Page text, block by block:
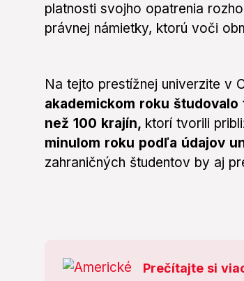
platnosti svojho opatrenia
právnej námietky, ktorú voči
Na tejto prestížnej univerzite v
akademickom roku
než 100 krajín, ktorí tvorili
minulom roku podľa údajov
zahraničných študentov by aj
Prečítajte si